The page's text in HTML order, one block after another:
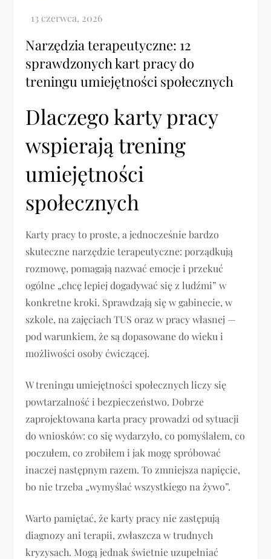
Narzędzia terapeutyczne: 12
sprawdzonych kart pracy do
treningu umiejętności społecznych
Dlaczego karty pracy
wspierają trening
umiejętności
społecznych
Karty pracy to proste, a jednocześnie bardzo
skuteczne narzędzie terapeutyczne: porządkują
rozmowę, pomagają nazwać emocje i przekuć
ogólne „chcę lepiej dogadywać się z ludźmi” w
konkretne kroki. Sprawdzają się w gabinecie, w
szkole, na zajęciach TUS oraz w pracy własnej —
pod warunkiem, że są dopasowane do wieku i
możliwości osoby ćwiczącej.
W treningu umiejętności społecznych liczy się
powtarzalność i bezpieczeństwo. Dobrze
zaprojektowana karta pracy prowadzi od sytuacji
do wniosków: co się wydarzyło, co pomyślałem, co
poczułem, co zrobiłem i jak mogę spróbować
inaczej następnym razem. To zmniejsza napięcie,
bo nie trzeba „wymyślać wszystkiego na żywo”.
Warto pamiętać, że karty pracy nie zastępują
diagnozy ani terapii, zwłaszcza w trudnych
kryzysach. Mogą jednak świetnie uzupełniać